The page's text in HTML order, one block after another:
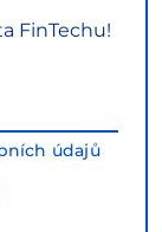
FinTechu!
údajů